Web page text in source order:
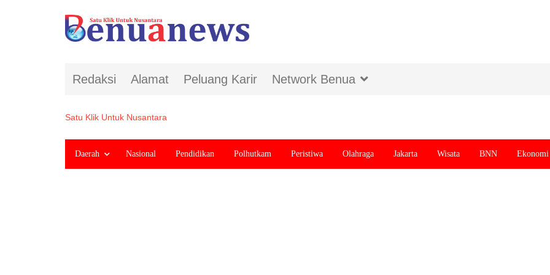
Redaksi Alamat Peluang Karir Network Benua
Satu Klik Untuk Nusantara
Daerah Nasional Pendidikan Polhutkam Peristiwa Olahraga Jakarta Wisata BNN Ekonomi